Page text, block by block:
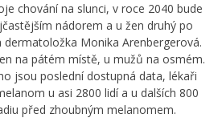
chování na slunci, v roce 2040 bude
nádorem a u žen druhý po
dermatoložka Monika Arenbergerová.
na pátém místě, u mužů na osmém.
jsou poslední dostupná data, lékaři
u asi 2800 lidí a u dalších 800
před zhoubným melanomem.